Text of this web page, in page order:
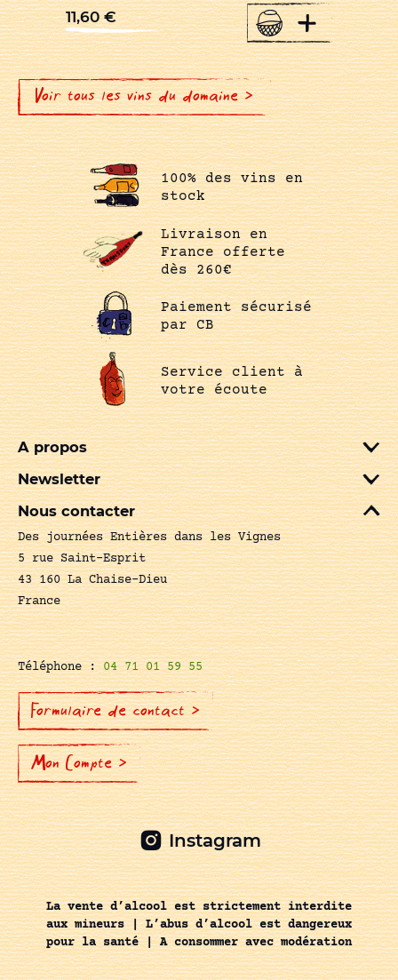
11,60€ +
Voir tous les vins du domaine >
100% des vins en
stock
Livraison en
France offerte
dès 260€
Paiement sécurisé
par CB
Service client à
votre écoute
A propos
Newsletter
Nous contacter
Des journées Entières dans les Vignes
5 rue Saint-Esprit
43 160 La Chaise-Dieu
France
Téléphone :04 71 01 59 55
Formulaire de contact >
Mon Compte >
Instagram
La vente d’alcool est strictement interdite
aux mineurs | L’abus d’alcool est dangereux
pour la santé | A consommer avec modération